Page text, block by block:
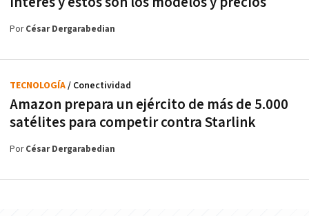
PorCésar Dergarabedian
Amazon prepara un ejército de más de 5.000
satélites para competir contra Starlink
TECNOLOGÍA/ Conectividad
PorCésar Dergarabedian